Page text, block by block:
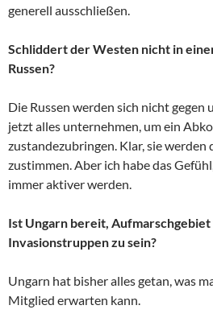
generell ausschließen.
Schliddert der Westen nicht in
Russen?
Die Russen werden sich nicht gegen
jetzt alles unternehmen, um ein
zustandezubringen. Klar, sie
zustimmen. Aber ich habe das
immer aktiver werden.
Ist Ungarn bereit,
Invasionstruppen zu sein?
Ungarn hat bisher alles getan, was
Mitglied erwarten kann.